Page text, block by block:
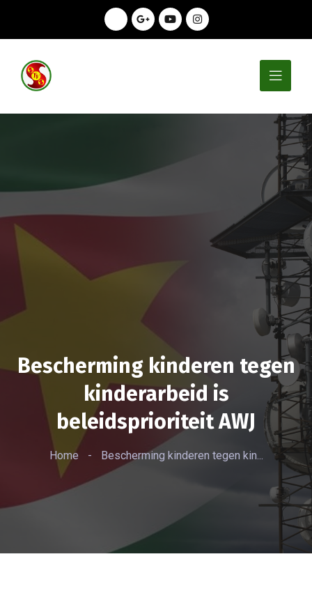
Bescherming kinderen tegen
kinderarbeid is
beleidsprioriteit AWJ
Home - Bescherming kinderen tegen kin...